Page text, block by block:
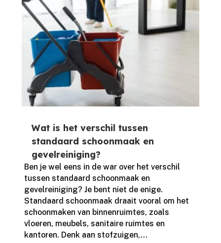
Wat is het verschil tussen
standaard schoonmaak en
gevelreiniging?
Ben je wel eens in de war over het verschil
tussen standaard schoonmaak en
gevelreiniging? Je bent niet de enige.​
Standaard schoonmaak draait vooral om het
schoonmaken van binnenruimtes, zoals
vloeren, meubels, sanitaire ruimtes en
kantoren.​ Denk aan stofzuigen,...